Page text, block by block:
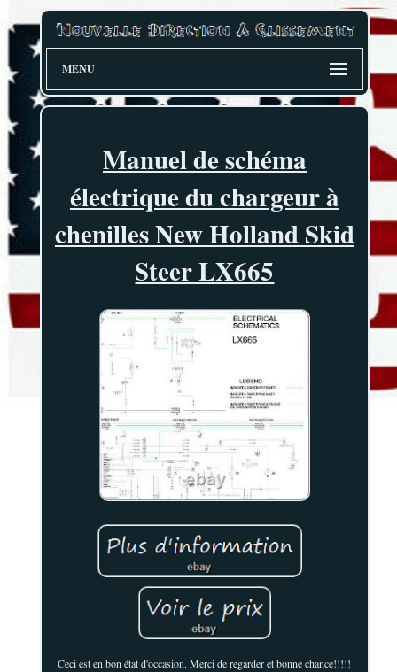
MENU
Manuel de schéma
électrique du chargeur à
chenilles New Holland Skid
Steer LX665
Ceci est en bon état d'occasion. Merci de regarder et bonne chance!!!!!